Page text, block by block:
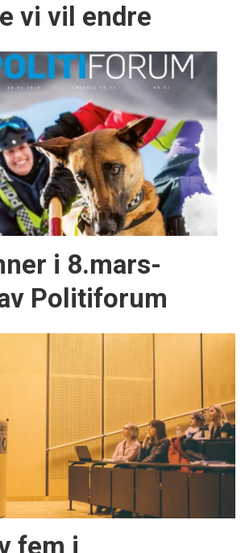
vi vil endre
i 8.mars-
Politiforum
fem i